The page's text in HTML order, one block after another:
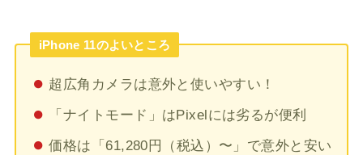
iPhone 11のよいところ
超広角カメラは意外と使いやすい！
「ナイトモード」はPixelには劣るが便利
価格は「61,280円（税込）〜」で意外と安い